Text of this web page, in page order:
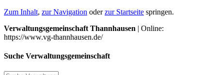
Zum Inhalt, zur Navigation oderzur Startseite springen.
Verwaltungsgemeinschaft Thannhausen | Online:
https://www.vg-thannhausen.de/
Suche Verwaltungsgemeinschaft